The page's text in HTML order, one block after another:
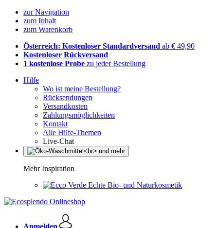
zur Navigation
zum Inhalt
zum Warenkorb
Österreich: Kostenloser Standardversand ab € 49,90
Kostenloser Rückversand
1 kostenlose Probe zu jeder Bestellung
Hilfe
Wo ist meine Bestellung?
Rücksendungen
Versandkosten
Zahlungsmöglichkeiten
Kontakt
Alle Hilfe-Themen
Live-Chat
Mehr Inspiration
Echte Bio- und Naturkosmetik
Anmelden